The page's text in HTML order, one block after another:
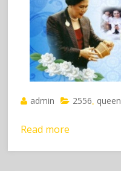
admin 2556 queen
Read more